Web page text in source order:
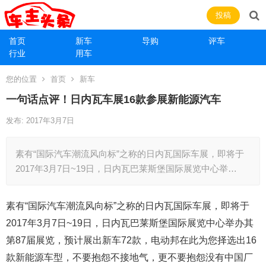
首页 新车 导购
评车
行业
用车
投稿
您的位置 首页 新车
一句话点评！日内瓦车展16款参展新能源汽车
发布: 2017年3月7日
素有“国际汽车潮流风向标”之称的日内瓦国际车展，即将于
2017年3月7日~19日，日内瓦巴莱斯堡国际展览中心举…
素有“国际汽车潮流风向标”之称的日内瓦国际车展，即将于
2017年3月7日~19日，日内瓦巴莱斯堡国际展览中心举办其
第87届展览，预计展出新车72款，电动邦在此为您择选出16
款新能源车型，不要抱怨不接地气，更不要抱怨没有中国厂